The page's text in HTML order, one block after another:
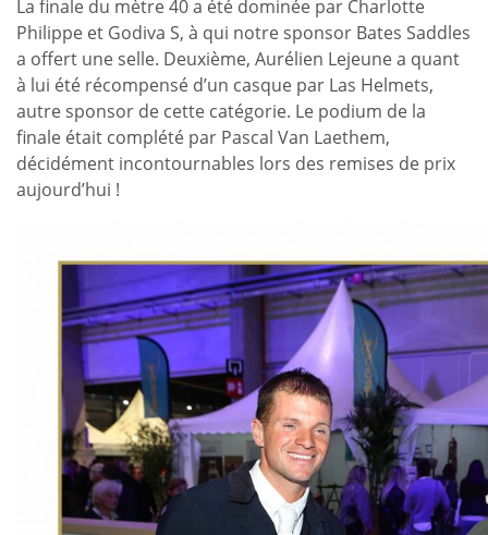
La finale du mètre 40 a été dominée par Charlotte
Philippe et Godiva S, à qui notre sponsor Bates Saddles
a offert une selle. Deuxième, Aurélien Lejeune a quant
à lui été récompensé d’un casque par Las Helmets,
autre sponsor de cette catégorie. Le podium de la
finale était complété par Pascal Van Laethem,
décidément incontournables lors des remises de prix
aujourd’hui !